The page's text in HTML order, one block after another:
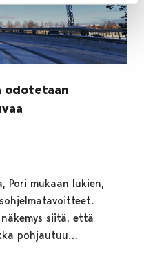
odotetaan
Pori mukaan lukien,
siitä, että
pohjautuu…